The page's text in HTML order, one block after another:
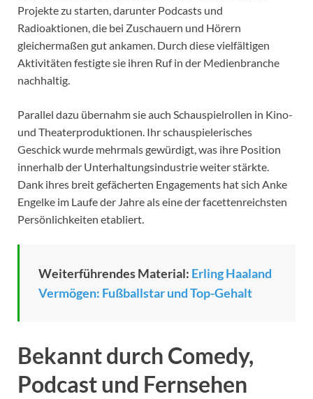
Projekte zu starten, darunter Podcasts und
Radioaktionen, die bei Zuschauern und Hörern
gleichermaßen gut ankamen. Durch diese vielfältigen
Aktivitäten festigte sie ihren Ruf in der Medienbranche
nachhaltig.
Parallel dazu übernahm sie auch Schauspielrollen in Kino-
und Theaterproduktionen. Ihr schauspielerisches
Geschick wurde mehrmals gewürdigt, was ihre Position
innerhalb der Unterhaltungsindustrie weiter stärkte.
Dank ihres breit gefächerten Engagements hat sich Anke
Engelke im Laufe der Jahre als eine der facettenreichsten
Persönlichkeiten etabliert.
Weiterführendes Material: Erling Haaland
Vermögen: Fußballstar und Top-Gehalt
Bekannt durch Comedy,
Podcast und Fernsehen